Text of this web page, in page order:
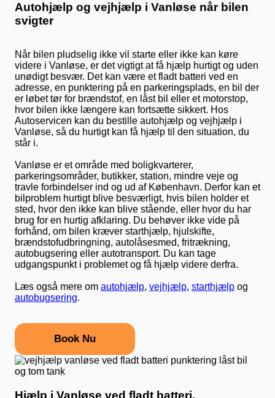
Autohjælp og vejhjælp i Vanløse når bilen
svigter
Når bilen pludselig ikke vil starte eller ikke kan køre
videre i Vanløse, er det vigtigt at få hjælp hurtigt og uden
unødigt besvær. Det kan være et fladt batteri ved en
adresse, en punktering på en parkeringsplads, en bil der
er løbet tør for brændstof, en låst bil eller et motorstop,
hvor bilen ikke længere kan fortsætte sikkert. Hos
Autoservicen kan du bestille autohjælp og vejhjælp i
Vanløse, så du hurtigt kan få hjælp til den situation, du
står i.
Vanløse er et område med boligkvarterer,
parkeringsområder, butikker, station, mindre veje og
travle forbindelser ind og ud af København. Derfor kan et
bilproblem hurtigt blive besværligt, hvis bilen holder et
sted, hvor den ikke kan blive stående, eller hvor du har
brug for en hurtig afklaring. Du behøver ikke vide på
forhånd, om bilen kræver starthjælp, hjulskifte,
brændstofudbringning, autolåsesmed, fritrækning,
autobugsering eller autotransport. Du kan tage
udgangspunkt i problemet og få hjælp videre derfra.
Læs også mere om autohjælp, vejhjælp, starthjælp og
autobugsering.
Book Nu
Hjælp i Vanløse ved fladt batteri,